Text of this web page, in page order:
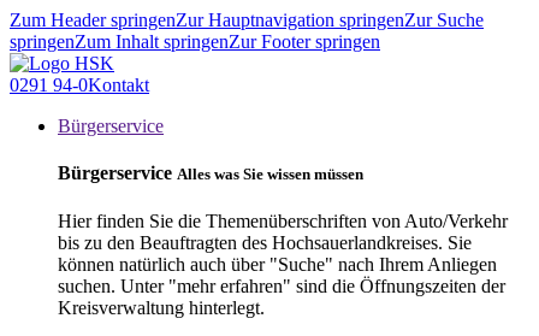
Zum Header springenZur Hauptnavigation springenZur Suche
springenZum Inhalt springenZur Footer springen
0291 94-0Kontakt
Bürgerservice
Bürgerservice Alles was Sie wissen müssen
Hier finden Sie die Themenüberschriften von Auto/Verkehr
bis zu den Beauftragten des Hochsauerlandkreises. Sie
können natürlich auch über "Suche" nach Ihrem Anliegen
suchen. Unter "mehr erfahren" sind die Öffnungszeiten der
Kreisverwaltung hinterlegt.